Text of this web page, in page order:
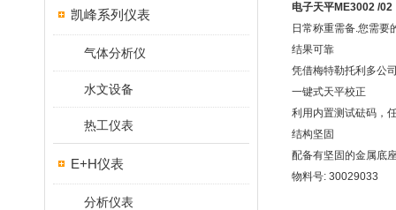
凯峰系列仪表
气体分析仪
水文设备
热工仪表
E+H仪表
分析仪表
电子天平ME3002 /02
日常称重需备.您需要
结果可靠
凭借梅特勒托利多公
一键式天平校正
利用内置测试砝码，
结构坚固
配备有坚固的金属底
物料号: 30029033